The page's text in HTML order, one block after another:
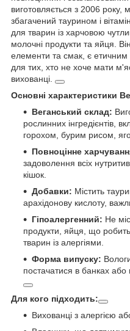
виготовляється з 2006 року,
збагачений таурином і
для тварин із харчовою
молочні продукти та яйця.
елементи та смак, є
для тих, хто не хоче мати
вихованці.
Основні характеристики
Веганський склад:
рослинних інгредієнтів,
горохом, бурим рисом,
Повноцінне
задоволення всіх
кішок.
Добавки: Містить
арахідонову кислоту,
Гіпоалергенний: Не
продукти, яйця, що
тварин із алергіями.
Форма випуску:
постачатися в банках
Для кого підходить:
Вихованці з алергією